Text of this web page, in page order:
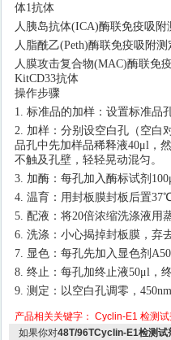
体1抗体
人胰岛抗体(ICA)酶联免疫吸附
人脂酰乙(Peth)酶联免疫吸附
人膜攻击复合物(MAC)酶联免
KitCD33抗体
操作步骤
1. 标准品的加样：设置标准品
2. 加样：分别设空白孔（空白
品孔中先加样品稀释液40μl，
不触及孔壁，轻轻晃动混匀。
3. 加酶：每孔加入酶标试剂
4. 温育：用封板膜封板后置
5. 配液：将20倍浓缩洗涤液用
6. 洗涤：小心揭掉封板膜，弃
7. 显色：每孔先加入显色剂
8. 终止：每孔加终止液50μl，
9. 测定：以空白孔调零，
产品相关关键字： Cyclin-E1 检测
如果你对48T/96TCyclin-E1检测试